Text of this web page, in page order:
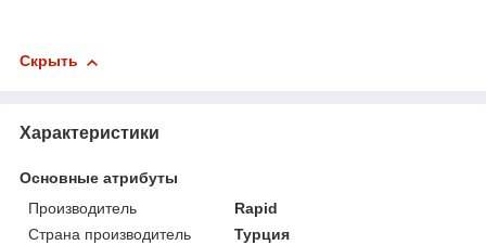
Скрыть
Характеристики
Основные атрибуты
Производитель
Rapid
Страна производитель
Турция